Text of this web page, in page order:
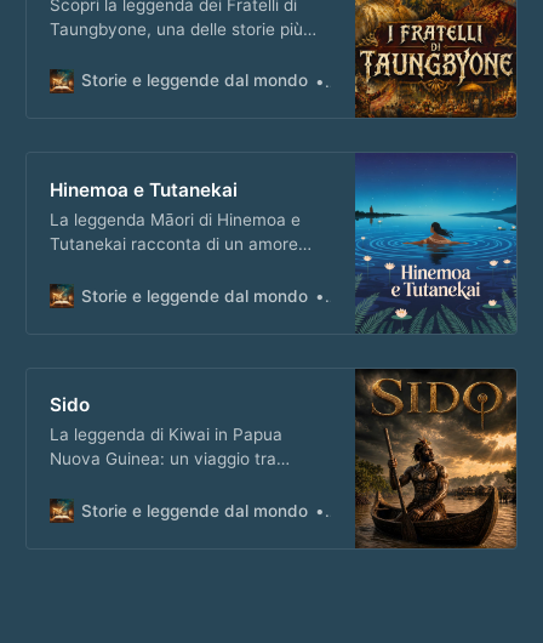
Scopri la leggenda dei Fratelli di
Taungbyone, una delle storie più
e della tradizione dei Nats. Sul
Storie e leggende dal mondo Matteo Masi
Hinemoa e Tutanekai
La leggenda Māori di Hinemoa e
Tutanekai racconta di un amore
distanze, simbolo di forza e
Storie e leggende dal mondo Matteo Masi
Sido
La leggenda di Kiwai in Papua
Nuova Guinea: un viaggio tra
dall’ordinario. Ascolta il podcast!
Storie e leggende dal mondo Matteo Masi